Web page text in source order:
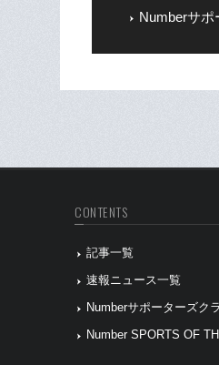
Numberサ
CONTENTS
記事一覧
速報ニュース一覧
Numberサポーターズク
Number SPORTS OF